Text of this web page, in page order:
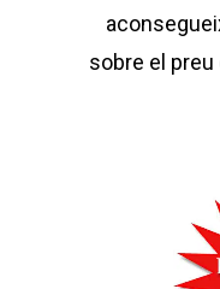
sobre el preu